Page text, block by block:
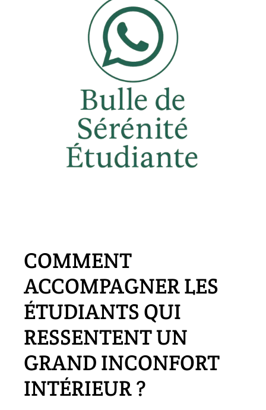
COMMENT
ACCOMPAGNER LES
ÉTUDIANTS QUI
RESSENTENT UN
GRAND INCONFORT
INTÉRIEUR ?